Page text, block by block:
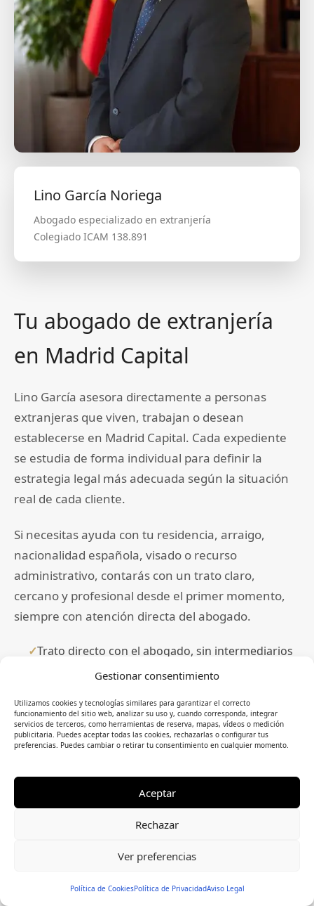
Gestionar consentimiento
Utilizamos cookies y tecnologías similares para garantizar el correcto
funcionamiento del sitio web, analizar su uso y, cuando corresponda, integrar
servicios de terceros, como herramientas de reserva, mapas, vídeos o medición
publicitaria. Puedes aceptar todas las cookies, rechazarlas o configurar tus
preferencias. Puedes cambiar o retirar tu consentimiento en cualquier momento.
Aceptar
Rechazar
Ver preferencias
Política de CookiesPolítica de PrivacidadAviso Legal
Lino García Noriega
Abogado especializado en extranjería
Colegiado ICAM 138.891
Tu abogado de extranjería
en Madrid Capital
Lino García asesora directamente a personas
extranjeras que viven, trabajan o desean
establecerse en Madrid Capital. Cada expediente
se estudia de forma individual para definir la
estrategia legal más adecuada según la situación
real de cada cliente.
Si necesitas ayuda con tu residencia, arraigo,
nacionalidad española, visado o recurso
administrativo, contarás con un trato claro,
cercano y profesional desde el primer momento,
siempre con atención directa del abogado.
Trato directo con el abogado, sin intermediarios
Despacho físico en Madrid
Estrategia personalizada según tu caso
Acompañamiento en todo el procedimiento